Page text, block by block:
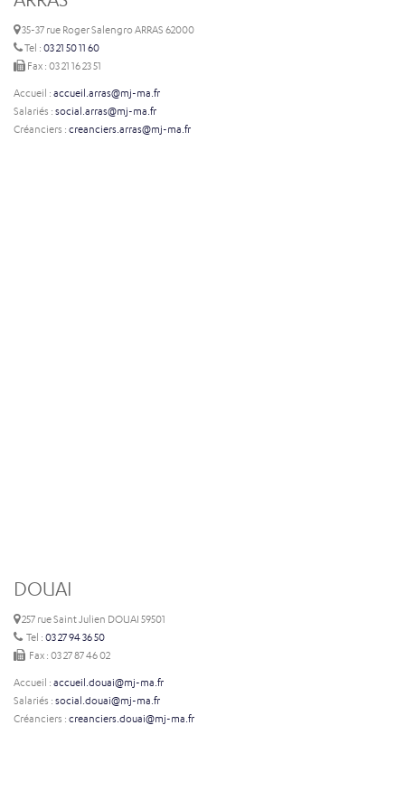
35-37 rue Roger Salengro ARRAS 62000
Tel : 03 21 50 11 60
Fax : 03 21 16 23 51
Accueil : accueil.arras@mj-ma.fr
Salariés : social.arras@mj-ma.fr
Créanciers : creanciers.arras@mj-ma.fr
DOUAI
257 rue Saint Julien DOUAI 59501
Tel : 03 27 94 36 50
Fax : 03 27 87 46 02
Accueil : accueil.douai@mj-ma.fr
Salariés : social.douai@mj-ma.fr
Créanciers : creanciers.douai@mj-ma.fr